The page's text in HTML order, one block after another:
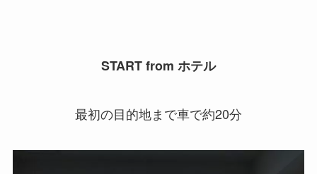
STARTfrom ホテル
最初の目的地まで車で約20分